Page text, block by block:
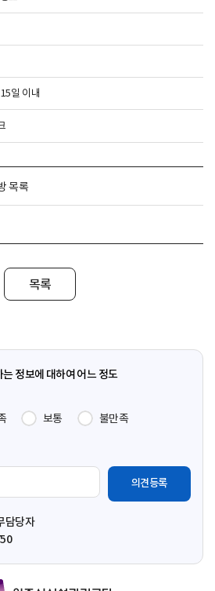
일 이내
목록
목록
정보에 대하여 어느 정도
보통
불만족
담당자